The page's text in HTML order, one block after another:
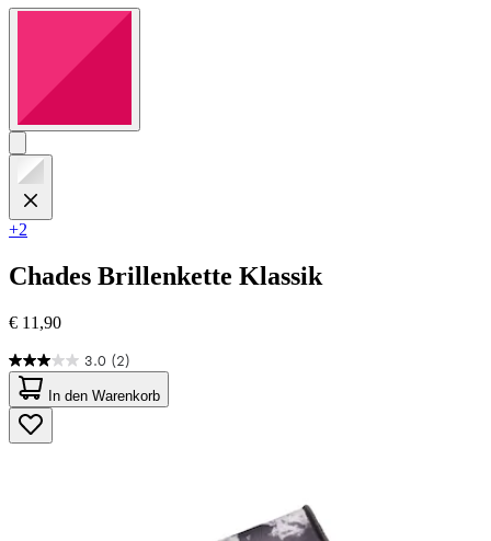
+2
Chades Brillenkette Klassik
€ 11,90
3.0 (2)
3.0
von
5
Sternen.
2
In den Warenkorb